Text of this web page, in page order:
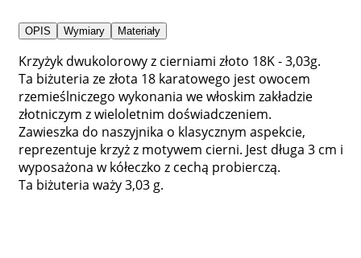
OPIS Wymiary Materiały
Krzyżyk dwukolorowy z cierniami złoto 18K - 3,03g.
Ta biżuteria ze złota 18 karatowego jest owocem
rzemieślniczego wykonania we włoskim zakładzie
złotniczym z wieloletnim doświadczeniem.
Zawieszka do naszyjnika o klasycznym aspekcie,
reprezentuje krzyż z motywem cierni. Jest długa 3 cm i
wyposażona w kółeczko z cechą probierczą.
Ta biżuteria waży 3,03 g.